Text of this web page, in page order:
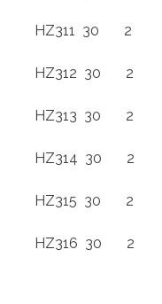
HZ311 30 2
HZ312 30 2
HZ313 30 2
HZ314 30 2
HZ315 30 2
HZ316 30 2